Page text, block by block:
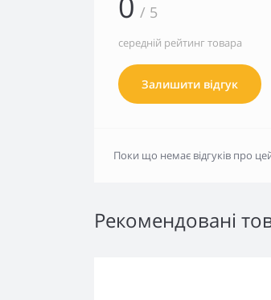
/ 5
середній рейтинг товара
Залишити відгук
Поки що немає відгуків про
Рекомендовані